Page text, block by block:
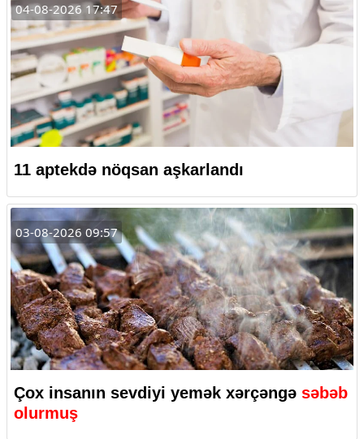
04-08-2026 17:47
11 aptekdə nöqsan aşkarlandı
03-08-2026 09:57
Çox insanın sevdiyi yemək xərçəngə səbəb
olurmuş